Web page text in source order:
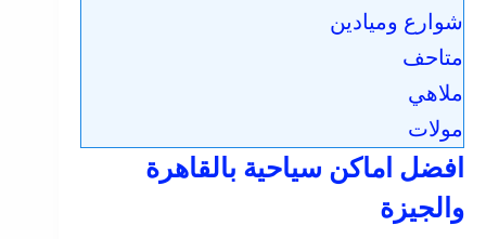
شوارع وميادين
متاحف
ملاهي
مولات
افضل اماكن سياحية بالقاهرة
والجيزة